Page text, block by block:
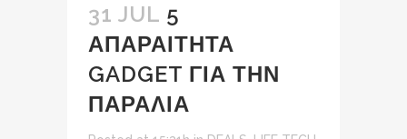
31 JUL 5
ΑΠΑΡΑΙΤΗΤΑ
GADGET ΓΙΑ ΤΗΝ
ΠΑΡΑΛΙΑ